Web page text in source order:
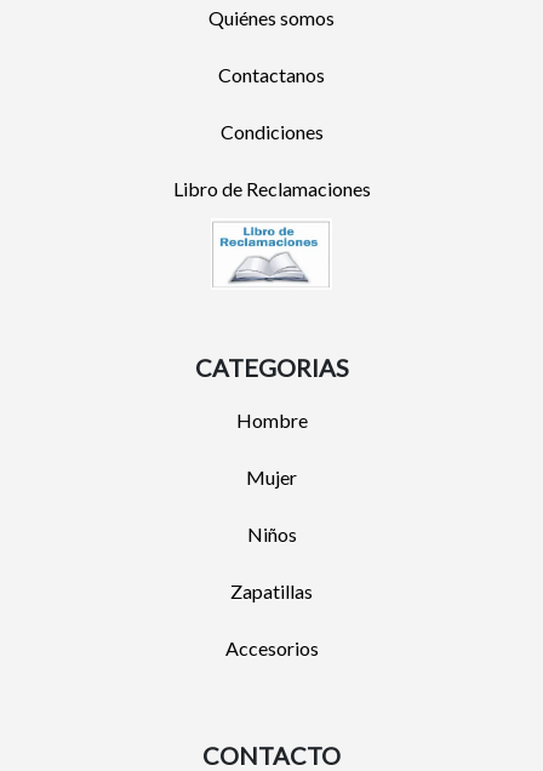
Quiénes somos
Contactanos
Condiciones
Libro de Reclamaciones
CATEGORIAS
Hombre
Mujer
Niños
Zapatillas
Accesorios
CONTACTO